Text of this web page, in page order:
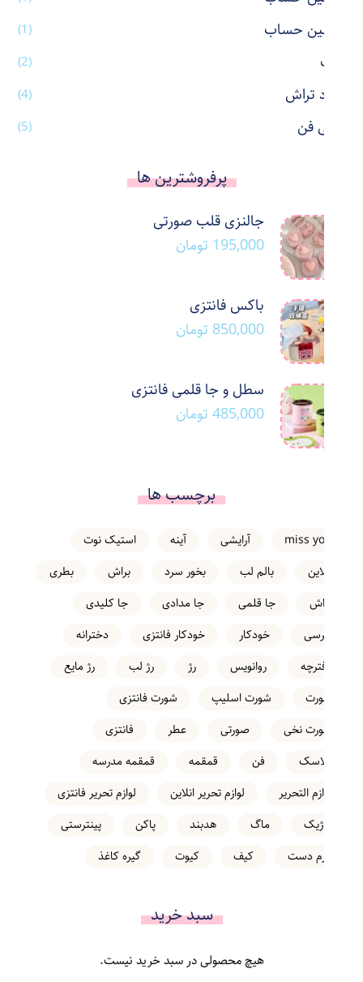
ماشین حساب (1)
ماگ (2)
مداد تراش (4)
مینی فن (5)
پرفروشترین ها
جالنزی قلب صورتی
195,000 تومان
باکس فانتزی
850,000 تومان
سطل و جا قلمی فانتزی
485,000 تومان
برچسب ها
miss you آرایشی آینه
استیک نوت
انلاین
بالم لب بخور سرد براش
بطری
تراش
جا قلمی جا مدادی
جا کلیدی
خرسی
خودکار خودکار فانتزی
دخترانه
دفترچه
روانویس رژ رژ لب
رژ مایع
شورت
شورت اسلیپ
شورت فانتزی
شورت نخی
صورتی عطر
فانتزی
فلاسک
فن قمقمه
قمقمه مدرسه
لوازم التحریر
لوازم تحریر انلاین
لوازم تحریر فانتزی
ماژیک
ماگ هدبند پاکن
پینترستی
کرم دست
کیف کیوت گیره کاغذ
سبد خرید
هیچ محصولی در سبد خرید نیست.